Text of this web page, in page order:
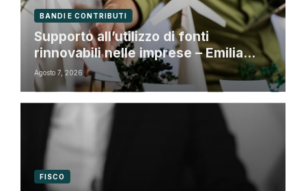
BANDI E CONTRIBUTI
Supporto all’utilizzo di fonti
rinnovabili nelle imprese – Emilia
Romagna
Agosto 7, 2026
FISCO